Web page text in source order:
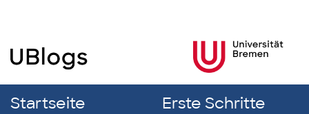
Startseite Erste Schritte